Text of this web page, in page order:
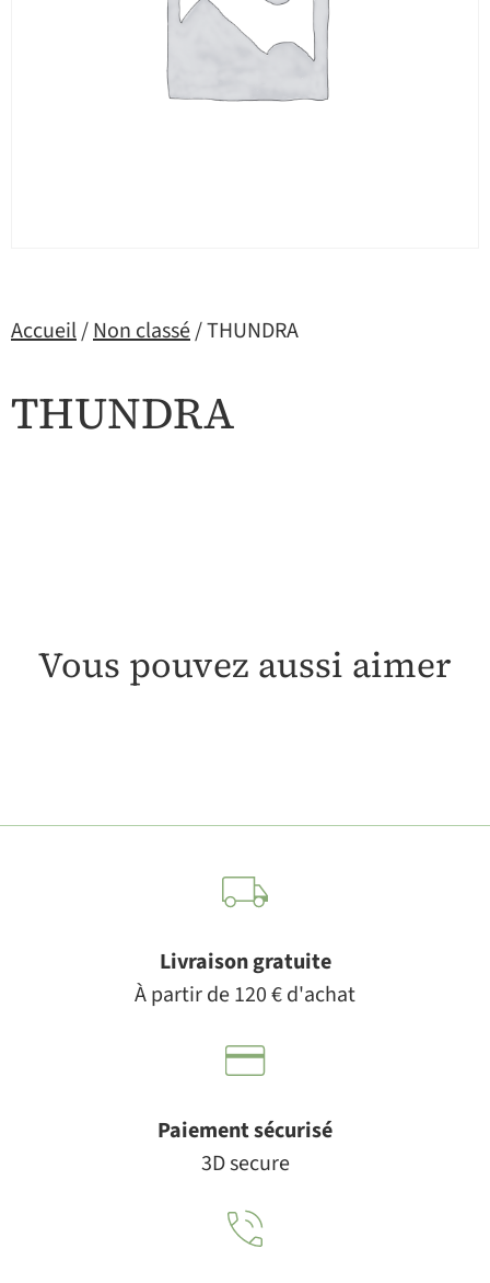
Accueil/Non classé/ THUNDRA
THUNDRA
Vous pouvez aussi aimer
Livraison gratuite
À partir de 120 € d'achat
Paiement sécurisé
3D secure